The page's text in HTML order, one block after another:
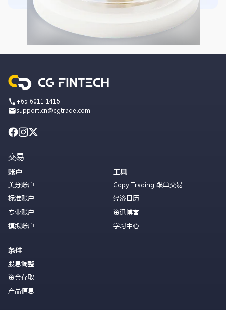
+65 6011 1415
support.cn@cgtrade.com
交易
账户
美分账户
标准账户
专业账户
模拟账户
条件
股息调整
资金存取
产品信息
工具
Copy Trading 跟单交易
经济日历
资讯博客
学习中心